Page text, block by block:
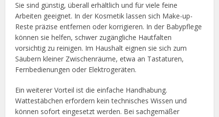
Sie sind günstig, überall erhältlich und für viele feine
Arbeiten geeignet. In der Kosmetik lassen sich Make-up-
Reste präzise entfernen oder korrigieren. In der Babypflege
können sie helfen, schwer zugängliche Hautfalten
vorsichtig zu reinigen. Im Haushalt eignen sie sich zum
Säubern kleiner Zwischenräume, etwa an Tastaturen,
Fernbedienungen oder Elektrogeräten.
Ein weiterer Vorteil ist die einfache Handhabung.
Wattestäbchen erfordern kein technisches Wissen und
können sofort eingesetzt werden. Bei sachgemäßer